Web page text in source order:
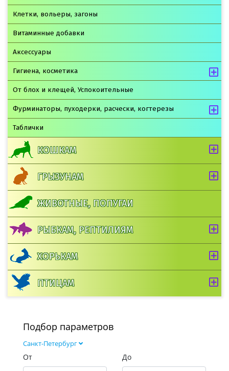
Клетки, вольеры, загоны
Витаминные добавки
Аксессуары
Гигиена, косметика
От блох и клещей, Успокоительные
Фурминаторы, пуходерки, расчески, когтерезы
Таблички
КОШКАМ
ГРЫЗУНАМ
ЖИВОТНЫЕ, ПОПУГАИ
РЫБКАМ, РЕПТИЛИЯМ
ХОРЬКАМ
ПТИЦАМ
Подбор параметров
Санкт-Петербург
От До